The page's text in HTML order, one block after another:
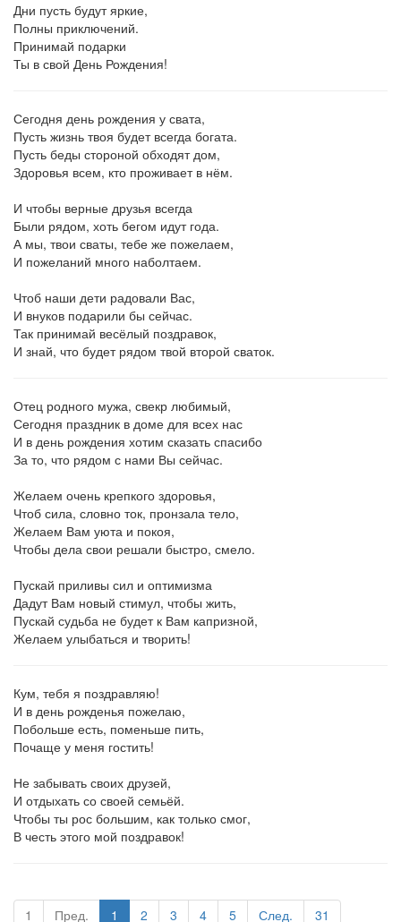
Дни пусть будут яркие,
Полны приключений.
Принимай подарки
Ты в свой День Рождения!
Сегодня день рождения у свата,
Пусть жизнь твоя будет всегда богата.
Пусть беды стороной обходят дом,
Здоровья всем, кто проживает в нём.
И чтобы верные друзья всегда
Были рядом, хоть бегом идут года.
А мы, твои сваты, тебе же пожелаем,
И пожеланий много наболтаем.
Чтоб наши дети радовали Вас,
И внуков подарили бы сейчас.
Так принимай весёлый поздравок,
И знай, что будет рядом твой второй сваток.
Отец родного мужа, свекр любимый,
Сегодня праздник в доме для всех нас
И в день рождения хотим сказать спасибо
За то, что рядом с нами Вы сейчас.
Желаем очень крепкого здоровья,
Чтоб сила, словно ток, пронзала тело,
Желаем Вам уюта и покоя,
Чтобы дела свои решали быстро, смело.
Пускай приливы сил и оптимизма
Дадут Вам новый стимул, чтобы жить,
Пускай судьба не будет к Вам капризной,
Желаем улыбаться и творить!
Кум, тебя я поздравляю!
И в день рожденья пожелаю,
Побольше есть, поменьше пить,
Почаще у меня гостить!
Не забывать своих друзей,
И отдыхать со своей семьёй.
Чтобы ты рос большим, как только смог,
В честь этого мой поздравок!
1 Пред. 1 2 3 4 5 След. 31